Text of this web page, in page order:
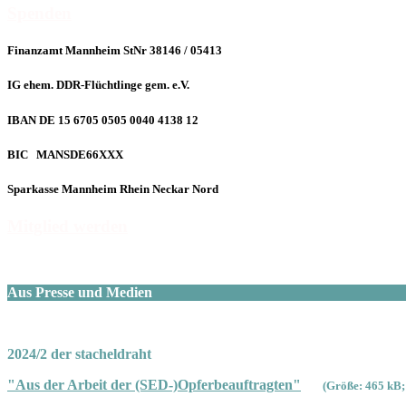
Finanzamt Mannheim StNr 38146 / 05413
IG ehem. DDR-Flüchtlinge gem. e.V.
IBAN DE 15 6705 0505 0040 4138 12
BIC MANSDE66XXX
Sparkasse Mannheim Rhein Neckar Nord
Aus Presse und Medien
2024/2 der stacheldraht
"Aus der Arbeit der (SED-)Opferbeauftragten"
(Größe: 465